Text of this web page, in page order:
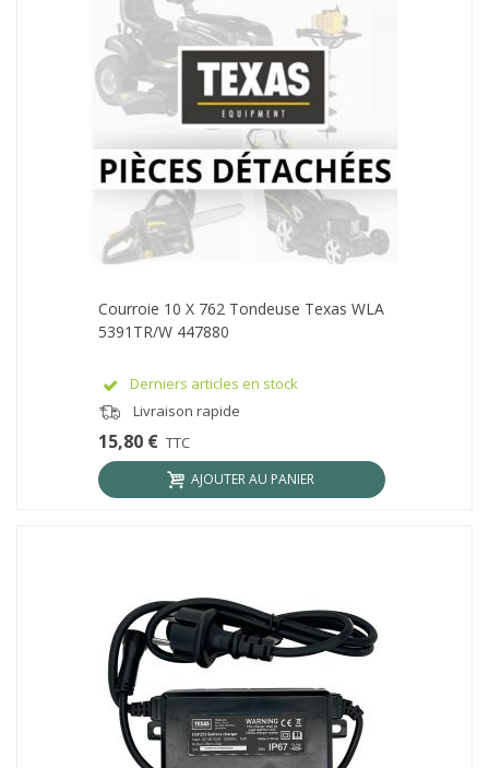
Courroie 10 X 762 Tondeuse Texas WLA
5391TR/W 447880
Derniers articles en stock
Livraison rapide
15,80 € TTC
AJOUTER AU PANIER